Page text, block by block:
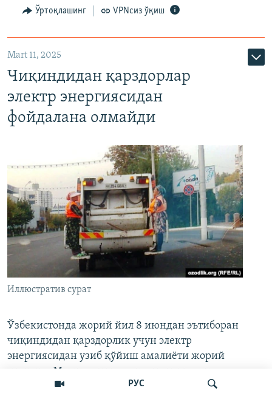
РУС
Ўртоқлашинг VPNсиз ўқиш
Mart 11, 2025
Чиқиндидан қарздорлар
электр энергиясидан
фойдалана олмайди
Иллюстратив сурат
Ўзбекистонда жорий йил 8 июндан эътиборан
чиқиндидан қарздорлик учун электр
энергиясидан узиб қўйиш амалиёти жорий
этилади. Мамлакат президенти томонидан
имзоланган 1044-сонли қонунда ана шундай